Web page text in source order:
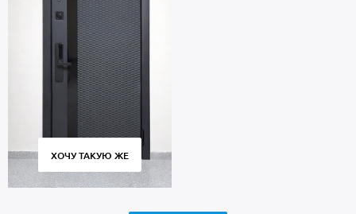
ХОЧУ ТАКУЮ ЖЕ